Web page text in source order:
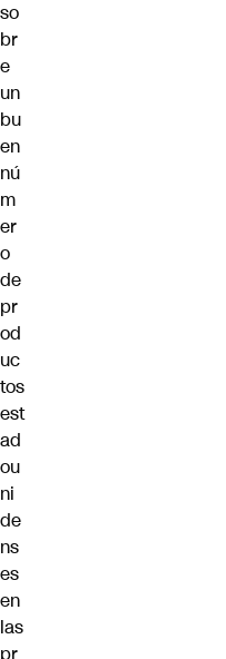
so
br
e
un
bu
en
nú
m
er
o
de
pr
od
uc
tos
est
ad
ou
ni
de
ns
es
en
las